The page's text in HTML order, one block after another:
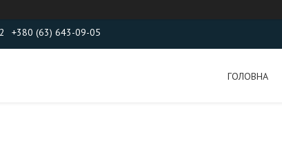
+380 (63) 643-09-05
ГОЛОВНА